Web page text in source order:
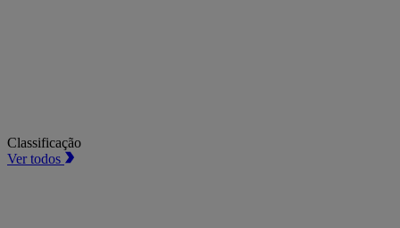
Classificação
Ver todos